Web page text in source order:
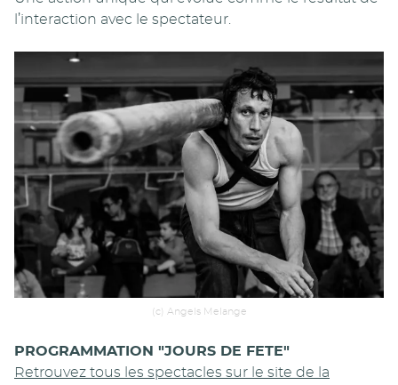
l’interaction avec le spectateur.
(c) Angels Melange
PROGRAMMATION "JOURS DE FETE"
Retrouvez tous les spectacles sur le site de la